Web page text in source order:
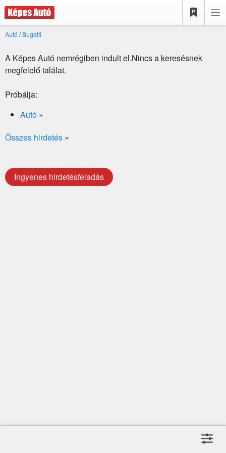
Autó /Bugatti
A Képes Autó nemrégiben indult el.Nincs a keresésnek
megfelelő találat.
Próbálja:
Autó »
Összes hirdetés »
Ingyenes hirdetésfeladás